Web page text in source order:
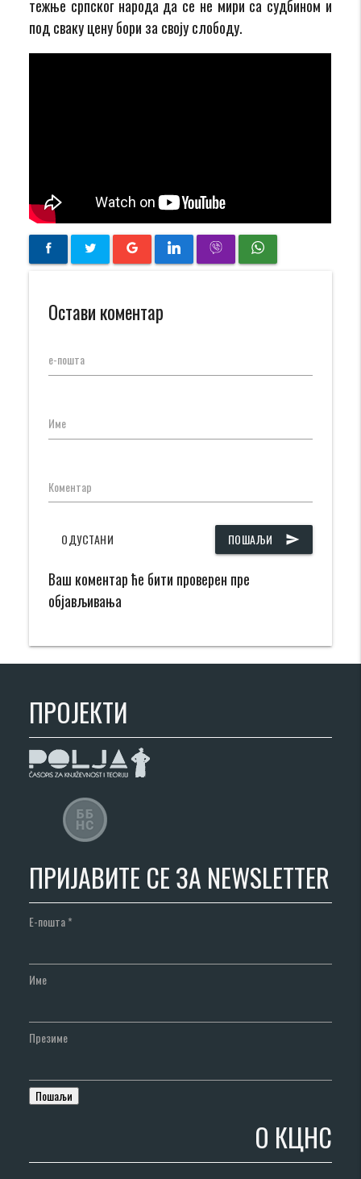
тежње српског народа да се не мири са судбином и
под сваку цену бори за своју слободу.
Остави коментар
е-пошта
Име
Коментар
ПОШАЉИ send
ОДУСТАНИ
Ваш коментар ће бити проверен пре
објављивања
ПРОЈЕКТИ
ПРИЈАВИТЕ СЕ ЗА NEWSLETTER
Е-пошта*
Име
Презиме
О КЦНС